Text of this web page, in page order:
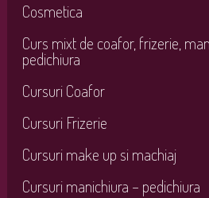
Cosmetica
Curs mixt de coafor, frizerie,
pedichiura
Cursuri Coafor
Cursuri Frizerie
Cursuri make up si machiaj
Cursuri manichiura – pedichiura